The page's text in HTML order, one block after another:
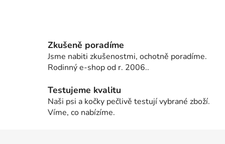
Zkušeně poradíme
Jsme nabiti zkušenostmi, ochotně poradíme.
Rodinný e-shop od r. 2006..
Testujeme kvalitu
Naši psi a kočky pečlivě testují vybrané zboží.
Víme, co nabízíme.